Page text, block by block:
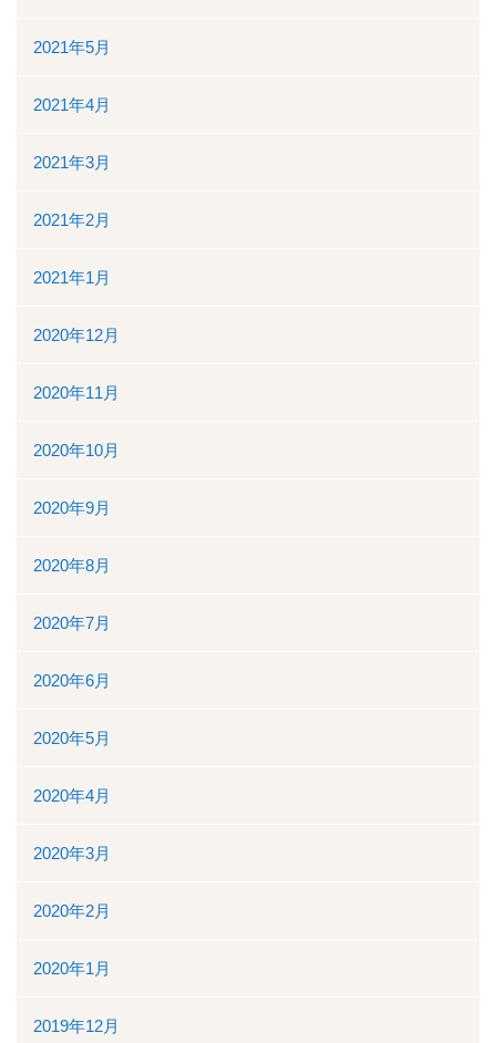
2021年5月
2021年4月
2021年3月
2021年2月
2021年1月
2020年12月
2020年11月
2020年10月
2020年9月
2020年8月
2020年7月
2020年6月
2020年5月
2020年4月
2020年3月
2020年2月
2020年1月
2019年12月